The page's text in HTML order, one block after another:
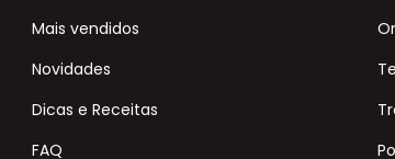
Mais vendidos
Novidades
Dicas e Receitas
FAQ